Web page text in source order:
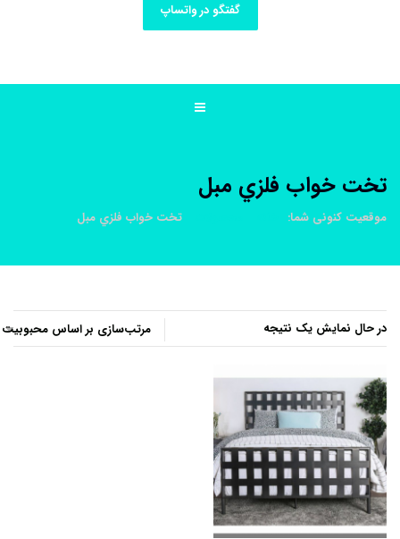
گفتگو در واتساپ
تخت خواب فلزي مبل
موقعیت کنونی شما: تخت خواب فلزي مبل
در حال نمایش یک نتیجه